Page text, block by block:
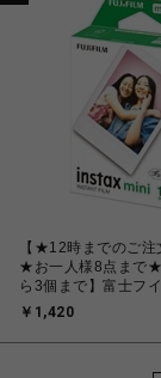
【★12時までのご注
★お一人様8点まで★
ら3個まで】富士フ
フィルム FUJIFILM
MINI JP1 [ チェキ instax mini 専
用フィルム 白(無地)フレーム 10
￥1,420